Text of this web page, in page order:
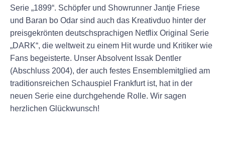
Serie „1899“. Schöpfer und Showrunner Jantje Friese
und Baran bo Odar sind auch das Kreativduo hinter der
preisgekrönten deutschsprachigen Netflix Original Serie
„DARK“, die weltweit zu einem Hit wurde und Kritiker wie
Fans begeisterte. Unser Absolvent Issak Dentler
(Abschluss 2004), der auch festes Ensemblemitglied am
traditionsreichen Schauspiel Frankfurt ist, hat in der
neuen Serie eine durchgehende Rolle. Wir sagen
herzlichen Glückwunsch!